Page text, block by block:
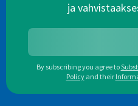
ja
By subscribing you agree to
Policy and their